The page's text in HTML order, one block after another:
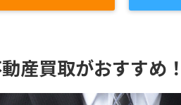
産買取がおすすめ